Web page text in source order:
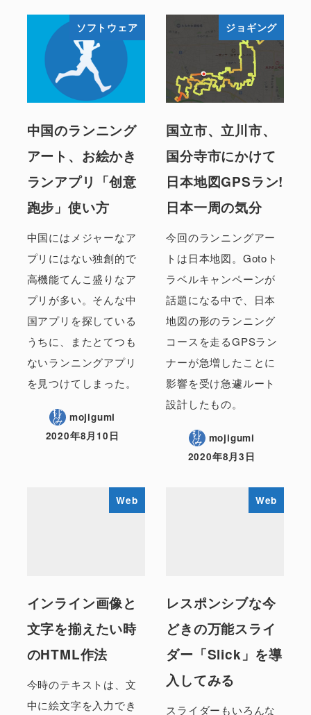
ソフトウェア
中国のランニング
アート、お絵かき
ランアプリ「创意
跑步」使い方
中国にはメジャーなア
プリにはない独創的で
高機能てんこ盛りなア
プリが多い。そんな中
国アプリを探している
うちに、またとてつも
ないランニングアプリ
を見つけてしまった。
mojigumi
2020年8月10日
ジョギング
国立市、立川市、
国分寺市にかけて
日本地図GPSラン!
日本一周の気分
今回のランニングアー
トは日本地図。Gotoト
ラベルキャンペーンが
話題になる中で、日本
地図の形のランニング
コースを走るGPSラン
ナーが急増したことに
影響を受け急遽ルート
設計したもの。
mojigumi
2020年8月3日
Web
インライン画像と
文字を揃えたい時
のHTML作法
今時のテキストは、文
中に絵文字を入力でき
Web
レスポンシブな今
どきの万能スライ
ダー「Slick」を導
入してみる
スライダーもいろんな